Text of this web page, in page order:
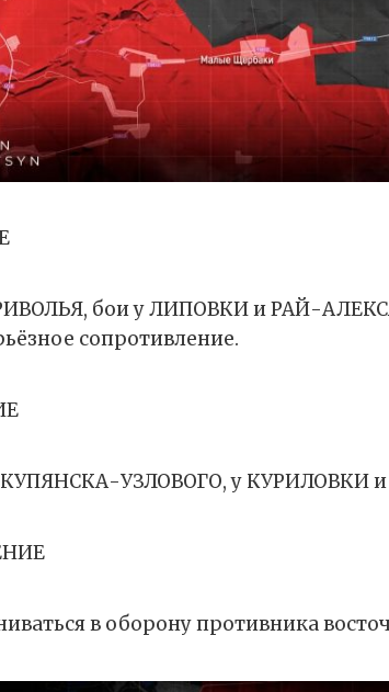
бои у ЛИПОВКИ и РАЙ-
сопротивление.
КУПЯНСКА-УЗЛОВОГО, у КУРИЛОВКИ
в оборону противника